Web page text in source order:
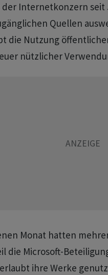
der Internetkonzern
Quellen
die Nutzung
nützlicher
Monat hatten
die Microsoft-
ihre Werke